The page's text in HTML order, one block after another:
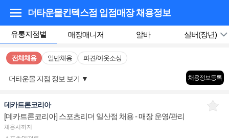
더타운몰킨텍스점 입점매장채용정보
유통지점별 매장매니저 알바 실버(장년)
전체채용 일반채용 파견/아웃소싱
더타운몰 지점 정보 보기 ▼ 채용정보등록
데카트론코리아
[데카트론코리아] 스포츠리더 일산점 채용 - 매장 운영/관리
채용시까지